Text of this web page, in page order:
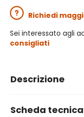
Richiedi
Sei interessato agli
consigliati
Descrizione
Scheda